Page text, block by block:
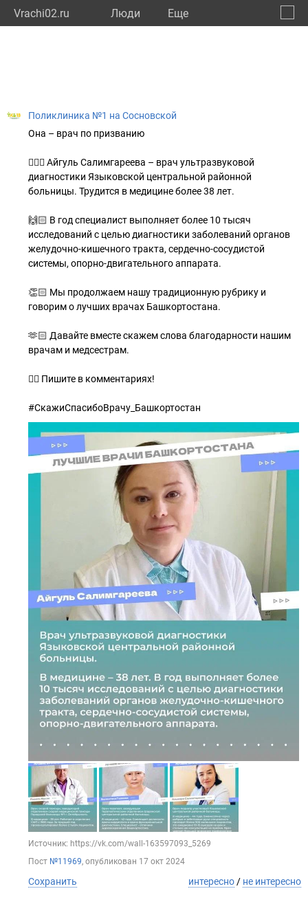
Vrachi02.ru Люди Eще
Поликлиника №1 на Сосновской
Она – врач по призванию
👩🏼‍⚕️ Айгуль Салимгареева – врач ультразвуковой
диагностики Языковской центральной районной
больницы. Трудится в медицине более 38 лет.
🙌🏻 В год специалист выполняет более 10 тысяч
исследований с целью диагностики заболеваний органов
желудочно-кишечного тракта, сердечно-сосудистой
системы, опорно-двигательного аппарата.
👏🏻 Мы продолжаем нашу традиционную рубрику и
говорим о лучших врачах Башкортостана.
🫶🏻 Давайте вместе скажем слова благодарности нашим
врачам и медсестрам.
✍🏻 Пишите в комментариях!
#СкажиСпасибоВрачу_Башкортостан
Источник: https://vk.com/wall-163597093_5269
Пост №11969, опубликован 17 окт 2024
Сохранить интересно / не интересно